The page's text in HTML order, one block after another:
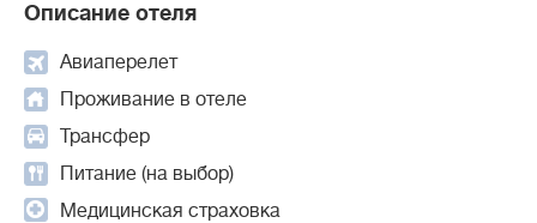
Описание отеля
Авиаперелет
Проживание в отеле
Трансфер
Питание (на выбор)
Медицинская страховка